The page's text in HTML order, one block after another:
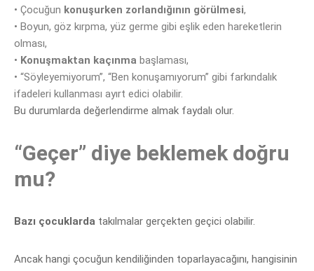
• Çocuğun konuşurken zorlandığının görülmesi,
• Boyun, göz kırpma, yüz germe gibi eşlik eden hareketlerin
olması,
• Konuşmaktan kaçınma başlaması,
• “Söyleyemiyorum”, “Ben konuşamıyorum” gibi farkındalık
ifadeleri kullanması ayırt edici olabilir.
Bu durumlarda değerlendirme almak faydalı olur.
“Geçer” diye beklemek doğru
mu?
Bazı çocuklarda takılmalar gerçekten geçici olabilir.
Ancak hangi çocuğun kendiliğinden toparlayacağını, hangisinin